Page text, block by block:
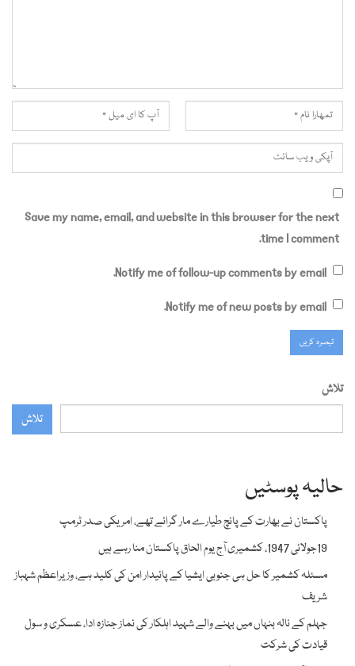
Save my name, email, and website in this browser for the next
time I comment.
Notify me of follow-up comments by email.
Notify me of new posts by email.
تلاش
تلاش
حالیہ پوسٹیں
پاکستان نے بھارت کے پانچ طیارے مار گرائے تھے، امریکی صدر ٹرمپ
19جولائی 1947، کشمیری آج یوم الحاق پاکستان منا رہے ہیں
مسئلہ کشمیر کا حل ہی جنوبی ایشیا کے پائیدار امن کی کلید ہے، وزیراعظم شہباز
شریف
جہلم کے نالہ بنہاں میں بہنے والے شہید اہلکار کی نماز جنازہ ادا، عسکری و سول
قیادت کی شرکت